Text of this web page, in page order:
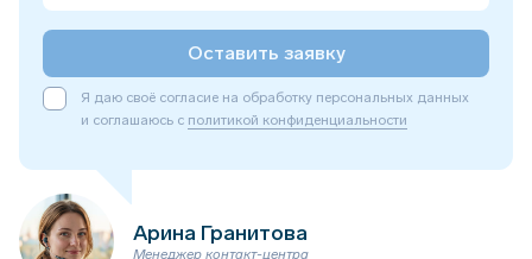
Оставить заявку
Я даю своё согласие на обработку персональных данных
и соглашаюсь с политикой конфиденциальности
Арина Гранитова
Менеджер контакт-центра